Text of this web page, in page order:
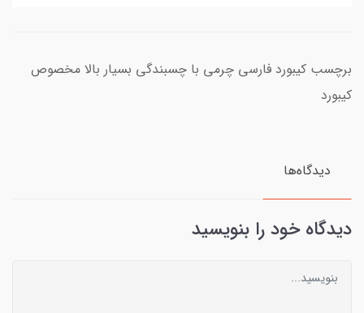
برچسب کیبورد فارسی چرمی با چسبندگی بسیار بالا مخصوص
کیبورد
دیدگاه‌ها
دیدگاه خود را بنویسید